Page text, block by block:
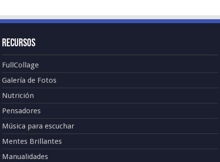
Recursos
FullCollage
Galería de Fotos
Nutrición
Pensadores
Música para escuchar
Mentes Brillantes
Manualidades